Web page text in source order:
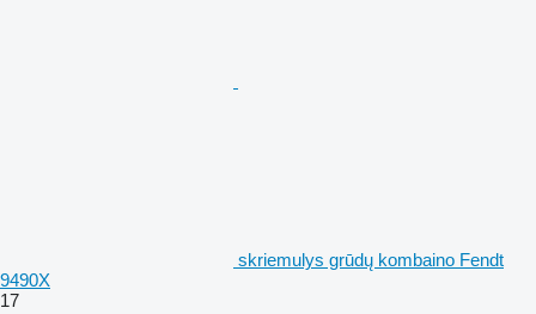
skriemulys grūdų kombaino Fendt
9490X
17